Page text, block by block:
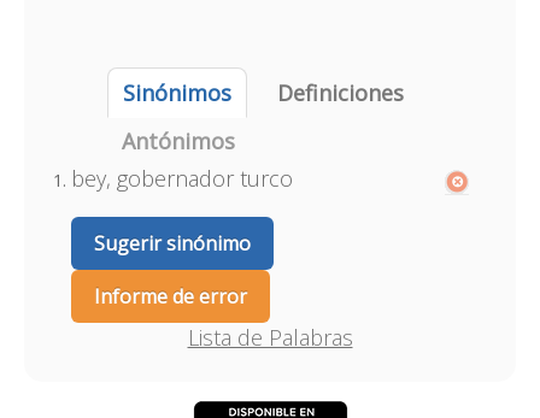
Sinónimos
Definiciones
Antónimos
bey, gobernador turco
Sugerir sinónimo
Informe de error
Lista de Palabras